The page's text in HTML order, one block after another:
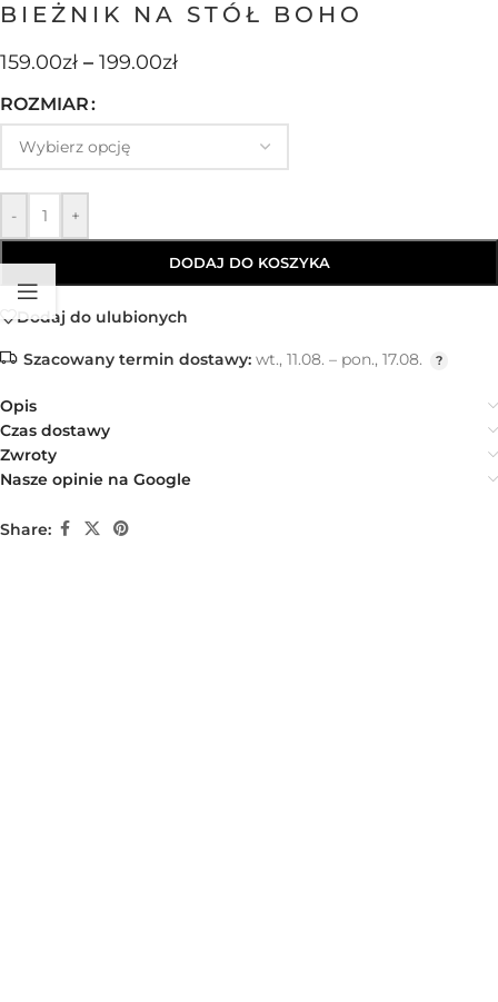
BIEŻNIK NA STÓŁ BOHO
159.00zł – 199.00zł
ROZMIAR
- +
DODAJ DO KOSZYKA
Dodaj do ulubionych
Szacowany termin dostawy: wt., 11.08. – pon., 17.08.
Opis
Czas dostawy
Zwroty
Nasze opinie na Google
Share: